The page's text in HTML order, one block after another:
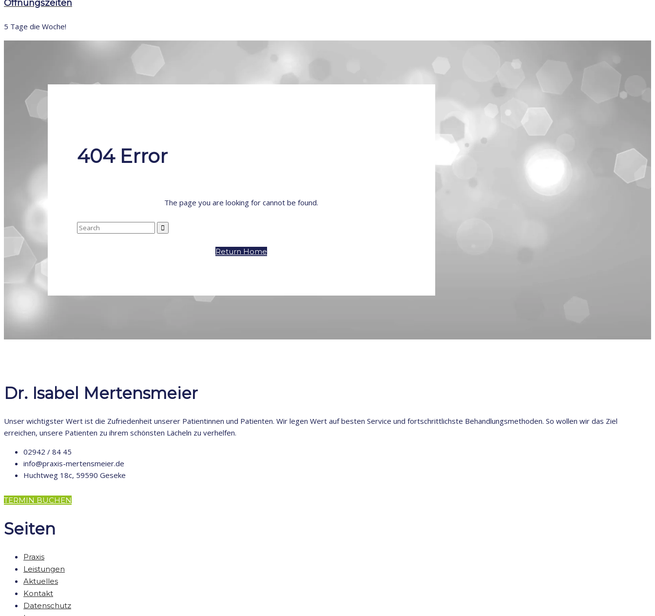
Öffnungszeiten
5 Tage die Woche!
404 Error
The page you are looking for cannot be found.
Search
Return Home
Dr. Isabel Mertensmeier
Unser wichtigster Wert ist die Zufriedenheit unserer Patientinnen und Patienten. Wir legen Wert auf besten Service und fortschrittlichste Behandlungsmethoden. So wollen wir das Ziel
erreichen, unsere Patienten zu ihrem schönsten Lächeln zu verhelfen.
02942 / 84 45
info@praxis-mertensmeier.de
Huchtweg 18c, 59590 Geseke
TERMIN BUCHEN
Seiten
Praxis
Leistungen
Aktuelles
Kontakt
Datenschutz